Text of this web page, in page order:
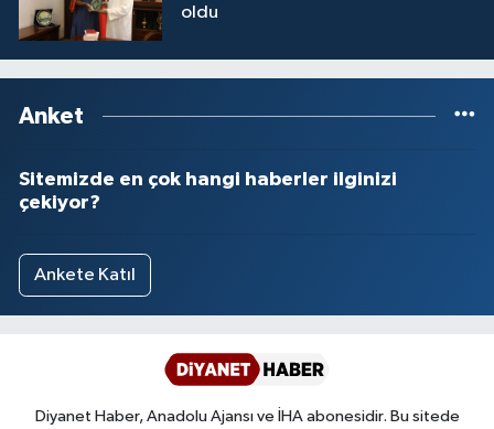
oldu
Anket
Sitemizde en çok hangi haberler ilginizi
çekiyor?
Ankete Katıl
Diyanet Haber, Anadolu Ajansı ve İHA abonesidir. Bu sitede